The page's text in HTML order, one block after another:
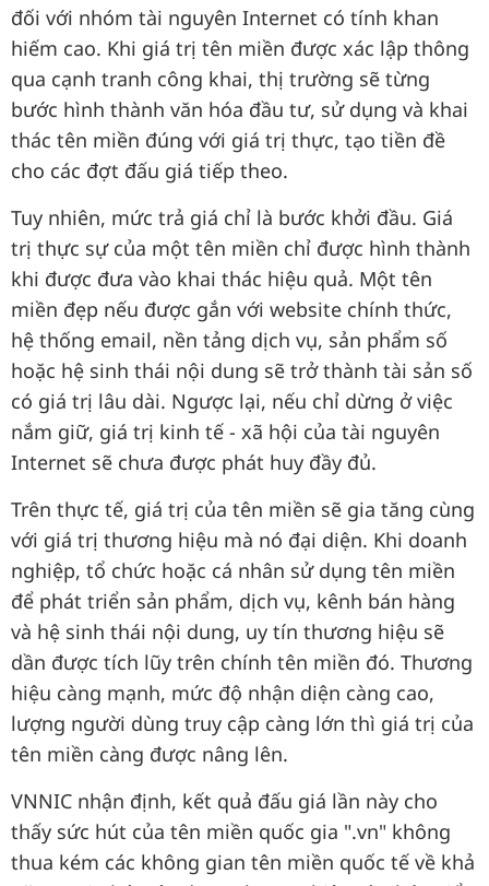
đối với nhóm tài nguyên Internet có tính khan
hiếm cao. Khi giá trị tên miền được xác lập thông
qua cạnh tranh công khai, thị trường sẽ từng
bước hình thành văn hóa đầu tư, sử dụng và khai
thác tên miền đúng với giá trị thực, tạo tiền đề
cho các đợt đấu giá tiếp theo.
Tuy nhiên, mức trả giá chỉ là bước khởi đầu. Giá
trị thực sự của một tên miền chỉ được hình thành
khi được đưa vào khai thác hiệu quả. Một tên
miền đẹp nếu được gắn với website chính thức,
hệ thống email, nền tảng dịch vụ, sản phẩm số
hoặc hệ sinh thái nội dung sẽ trở thành tài sản số
có giá trị lâu dài. Ngược lại, nếu chỉ dừng ở việc
nắm giữ, giá trị kinh tế - xã hội của tài nguyên
Internet sẽ chưa được phát huy đầy đủ.
Trên thực tế, giá trị của tên miền sẽ gia tăng cùng
với giá trị thương hiệu mà nó đại diện. Khi doanh
nghiệp, tổ chức hoặc cá nhân sử dụng tên miền
để phát triển sản phẩm, dịch vụ, kênh bán hàng
và hệ sinh thái nội dung, uy tín thương hiệu sẽ
dần được tích lũy trên chính tên miền đó. Thương
hiệu càng mạnh, mức độ nhận diện càng cao,
lượng người dùng truy cập càng lớn thì giá trị của
tên miền càng được nâng lên.
VNNIC nhận định, kết quả đấu giá lần này cho
thấy sức hút của tên miền quốc gia ".vn" không
thua kém các không gian tên miền quốc tế về khả